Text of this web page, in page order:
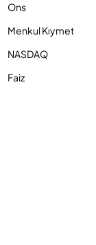
Ons
Menkul Kıymet
NASDAQ
Faiz